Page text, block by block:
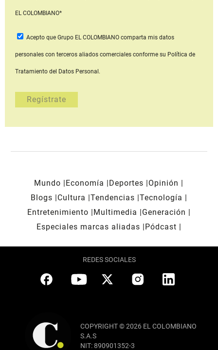
EL COLOMBIANO*
Acepto que Grupo EL COLOMBIANOcomparta mis datos
personales con terceros aliados comerciales conforme su Política de
Tratamiento del Datos Personal.
Mundo Economía Deportes
Opinión
Blogs
Cultura Tendencias Tecnología
Entretenimiento
Multimedia
Generación
Especiales marcas aliadas
Pódcast
REDES SOCIALES
COPYRIGHT © 2026 EL COLOMBIANO
S.A.S
NIT: 890901352-3